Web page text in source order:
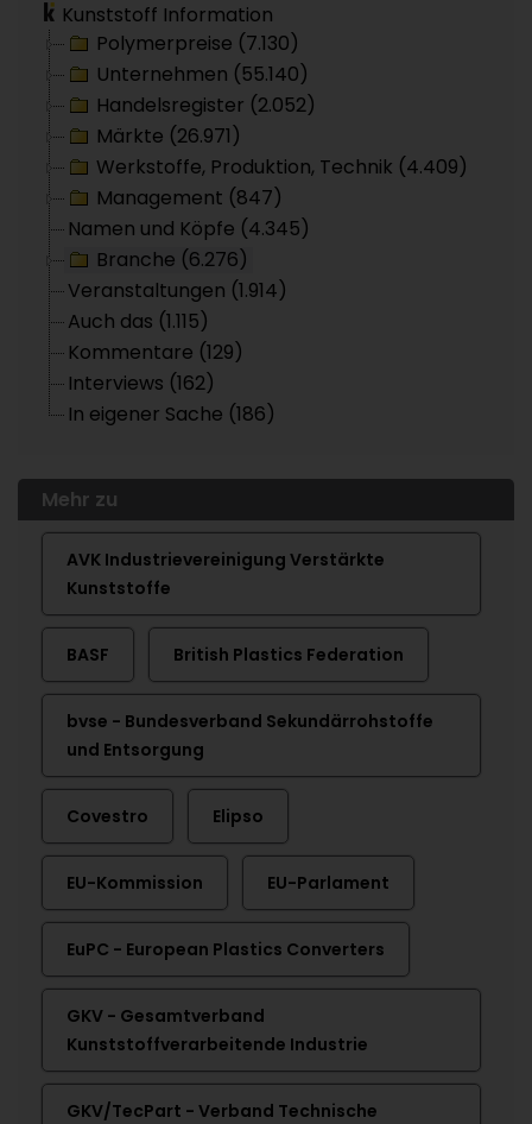
Kunststoff Information
Polymerpreise (7.130)
Unternehmen (55.140)
Handelsregister (2.052)
Märkte (26.971)
Werkstoffe, Produktion, Technik (4.409)
Management (847)
Namen und Köpfe (4.345)
Branche (6.276)
Veranstaltungen (1.914)
Auch das (1.115)
Kommentare (129)
Interviews (162)
In eigener Sache (186)
Mehr zu
AVK Industrievereinigung Verstärkte
Kunststoffe
BASF British Plastics Federation
bvse - Bundesverband Sekundärrohstoffe
und Entsorgung
Covestro Elipso
EU-Kommission EU-Parlament
EuPC - European Plastics Converters
GKV - Gesamtverband
Kunststoffverarbeitende Industrie
GKV/TecPart - Verband Technische